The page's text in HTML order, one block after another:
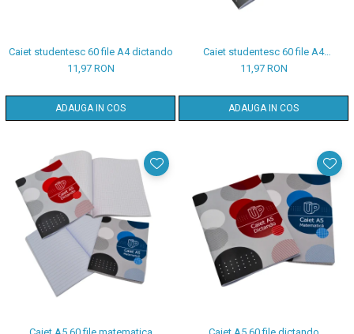
Caiet studentesc 60 file A4 dictando
11,97 RON
ADAUGA IN COS
Caiet studentesc 60 file A4
matematica
11,97 RON
ADAUGA IN COS